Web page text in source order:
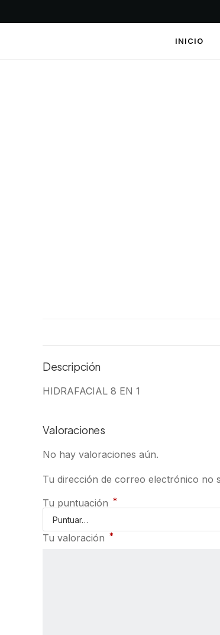
INICIO
Descripción
HIDRAFACIAL 8 EN 1
Valoraciones
No hay valoraciones aún.
Tu dirección de correo electrónico no
Tu puntuación *
Tu valoración *